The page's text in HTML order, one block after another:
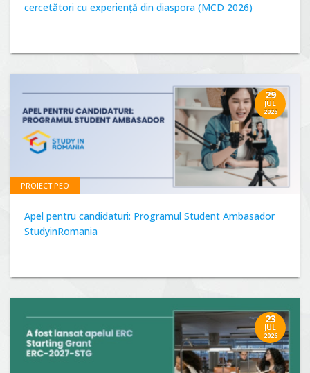
cercetători cu experiență din diaspora (MCD 2026)
29
JUL
2026
PROIECT PEO
Apel pentru candidaturi: Programul Student Ambasador
StudyinRomania
23
JUL
2026